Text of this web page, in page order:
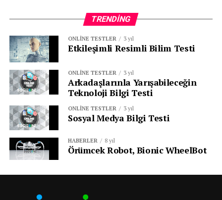
TRENDING
ONLINE TESTLER 3 yıl
Etkileşimli Resimli Bilim Testi
ONLINE TESTLER 3 yıl
Arkadaşlarınla Yarışabileceğin
Teknoloji Bilgi Testi
ONLINE TESTLER 3 yıl
Sosyal Medya Bilgi Testi
HABERLER 8 yıl
Örümcek Robot, Bionic WheelBot